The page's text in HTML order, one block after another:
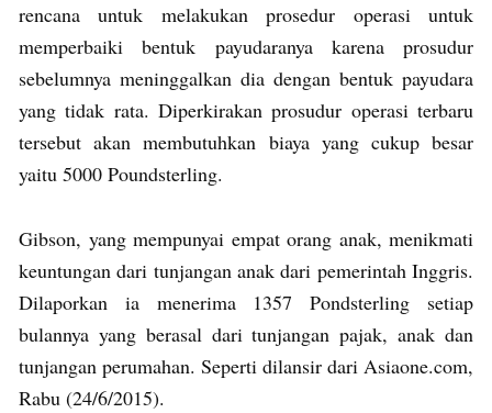
rencana untuk melakukan prosedur operasi untuk
memperbaiki bentuk payudaranya karena prosudur
sebelumnya meninggalkan dia dengan bentuk payudara
yang tidak rata. Diperkirakan prosudur operasi terbaru
tersebut akan membutuhkan biaya yang cukup besar
yaitu 5000 Poundsterling.
Gibson, yang mempunyai empat orang anak, menikmati
keuntungan dari tunjangan anak dari pemerintah Inggris.
Dilaporkan ia menerima 1357 Pondsterling setiap
bulannya yang berasal dari tunjangan pajak, anak dan
tunjangan perumahan. Seperti dilansir dari Asiaone.com,
Rabu (24/6/2015).